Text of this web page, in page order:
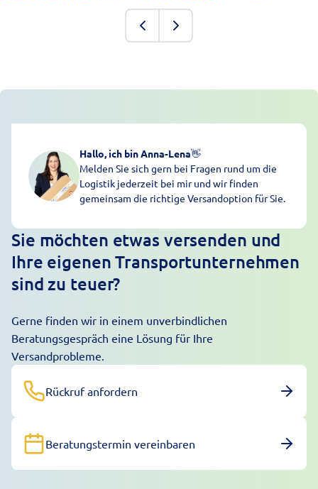
Hallo, ich bin Anna-Lena👋
Melden Sie sich gern bei Fragen rund um die
Logistik jederzeit bei mir und wir finden
gemeinsam die richtige Versandoption für Sie.
Sie möchten etwas versenden und
Ihre eigenen Transportunternehmen
sind zu teuer?
Gerne finden wir in einem unverbindlichen
Beratungsgespräch eine Lösung für Ihre
Versandprobleme.
Rückruf anfordern
Beratungstermin vereinbaren